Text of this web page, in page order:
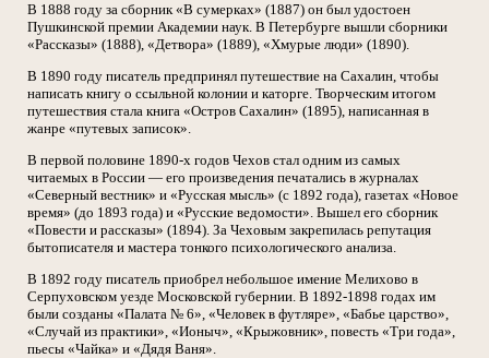
В 1888 году за сборник «В сумерках» (1887) он был удостоен
Пушкинской премии Академии наук. В Петербурге вышли сборники
«Рассказы» (1888), «Детвора» (1889), «Хмурые люди» (1890).
В 1890 году писатель предпринял путешествие на Сахалин, чтобы
написать книгу о ссыльной колонии и каторге. Творческим итогом
путешествия стала книга «Остров Сахалин» (1895), написанная в
жанре «путевых записок».
В первой половине 1890-х годов Чехов стал одним из самых
читаемых в России — его произведения печатались в журналах
«Северный вестник» и «Русская мысль» (с 1892 года), газетах «Новое
время» (до 1893 года) и «Русские ведомости». Вышел его сборник
«Повести и рассказы» (1894). За Чеховым закрепилась репутация
бытописателя и мастера тонкого психологического анализа.
В 1892 году писатель приобрел небольшое имение Мелихово в
Серпуховском уезде Московской губернии. В 1892-1898 годах им
были созданы «Палата № 6», «Человек в футляре», «Бабье царство»,
«Случай из практики», «Ионыч», «Крыжовник», повесть «Три года»,
пьесы «Чайка» и «Дядя Ваня».